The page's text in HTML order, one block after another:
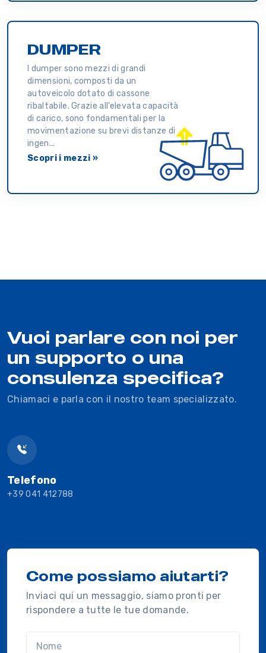
DUMPER
I dumper sono mezzi di grandi
dimensioni, composti da un
autoveicolo dotato di cassone
ribaltabile. Grazie all’elevata capacità
di carico, sono fondamentali per la
movimentazione su brevi distanze di
ingen...
Scopri i mezzi »
Vuoi parlare con noi per
un supporto o una
consulenza specifica?
Chiamaci e parla con il nostro team specializzato.
Telefono
+39 041 412788
Come possiamo aiutarti?
Inviaci qui un messaggio, siamo pronti per
rispondere a tutte le tue domande.